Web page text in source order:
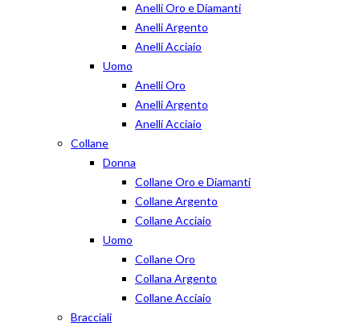
Anelli Oro e Diamanti
Anelli Argento
Anelli Acciaio
Uomo
Anelli Oro
Anelli Argento
Anelli Acciaio
Collane
Donna
Collane Oro e Diamanti
Collane Argento
Collane Acciaio
Uomo
Collane Oro
Collana Argento
Collane Acciaio
Bracciali